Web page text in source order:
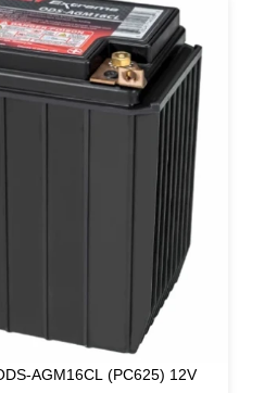
σύγκρισης
AGM16CL (PC625) 12V